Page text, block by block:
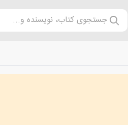
جستجوی کتاب، نویسنده و...